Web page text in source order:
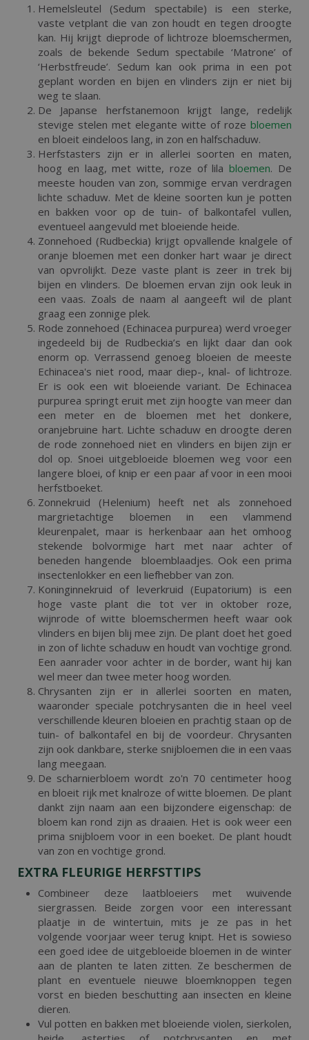
Hemelsleutel (Sedum spectabile) is een sterke,
vaste vetplant die van zon houdt en tegen droogte
kan. Hij krijgt dieprode of lichtroze bloemschermen,
zoals de bekende Sedum spectabile ‘Matrone’ of
‘Herbstfreude’. Sedum kan ook prima in een pot
geplant worden en bijen en vlinders zijn er niet bij
weg te slaan.
De Japanse herfstanemoon krijgt lange, redelijk
stevige stelen met elegante witte of roze bloemen
en bloeit eindeloos lang, in zon en halfschaduw.
Herfstasters zijn er in allerlei soorten en maten,
hoog en laag, met witte, roze of lilabloemen. De
meeste houden van zon, sommige ervan verdragen
lichte schaduw. Met de kleine soorten kun je potten
en bakken voor op de tuin- of balkontafel vullen,
eventueel aangevuld met bloeiende heide.
Zonnehoed (Rudbeckia) krijgt opvallende knalgele of
oranje bloemen met een donker hart waar je direct
van opvrolijkt. Deze vaste plant is zeer in trek bij
bijen en vlinders. De bloemen ervan zijn ook leuk in
een vaas. Zoals de naam al aangeeft wil de plant
graag een zonnige plek.
Rode zonnehoed (Echinacea purpurea) werd vroeger
ingedeeld bij de Rudbeckia’s en lijkt daar dan ook
enorm op. Verrassend genoeg bloeien de meeste
Echinacea's niet rood, maar diep-, knal- of lichtroze.
Er is ook een wit bloeiende variant. De Echinacea
purpurea springt eruit met zijn hoogte van meer dan
een meter en de bloemen met het donkere,
oranjebruine hart. Lichte schaduw en droogte deren
de rode zonnehoed niet en vlinders en bijen zijn er
dol op. Snoei uitgebloeide bloemen weg voor een
langere bloei, of knip er een paar af voor in een mooi
herfstboeket.
Zonnekruid (Helenium) heeft net als zonnehoed
margrietachtige bloemen in een vlammend
kleurenpalet, maar is herkenbaar aan het omhoog
stekende bolvormige hart met naar achter of
beneden hangende bloemblaadjes. Ook een prima
insectenlokker en een liefhebber van zon.
Koninginnekruid of leverkruid (Eupatorium) is een
hoge vaste plant die tot ver in oktober roze,
wijnrode of witte bloemschermen heeft waar ook
vlinders en bijen blij mee zijn. De plant doet het goed
in zon of lichte schaduw en houdt van vochtige grond.
Een aanrader voor achter in de border, want hij kan
wel meer dan twee meter hoog worden.
Chrysanten zijn er in allerlei soorten en maten,
waaronder speciale potchrysanten die in heel veel
verschillende kleuren bloeien en prachtig staan op de
tuin- of balkontafel en bij de voordeur. Chrysanten
zijn ook dankbare, sterke snijbloemen die in een vaas
lang meegaan.
De scharnierbloem wordt zo'n 70 centimeter hoog
en bloeit rijk met knalroze of witte bloemen. De plant
dankt zijn naam aan een bijzondere eigenschap: de
bloem kan rond zijn as draaien. Het is ook weer een
prima snijbloem voor in een boeket. De plant houdt
van zon en vochtige grond.
EXTRA FLEURIGE HERFSTTIPS
Combineer deze laatbloeiers met wuivende
siergrassen. Beide zorgen voor een interessant
plaatje in de wintertuin, mits je ze pas in het
volgende voorjaar weer terug knipt. Het is sowieso
een goed idee de uitgebloeide bloemen in de winter
aan de planten te laten zitten. Ze beschermen de
plant en eventuele nieuwe bloemknoppen tegen
vorst en bieden beschutting aan insecten en kleine
dieren.
Vul potten en bakken met bloeiende violen, sierkolen,